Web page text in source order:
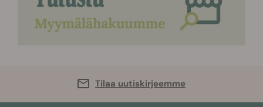
Tilaa uutiskirjeemme